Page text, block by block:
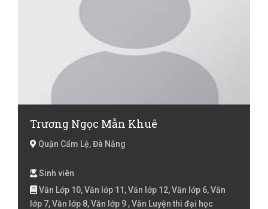
Trương Ngọc Mẫn Khuê
Quận Cẩm Lệ, Đà Nẵng
Sinh viên
Văn Lớp 10, Văn lớp 11, Văn lớp 12, Văn lớp 6, Văn
lớp 7, Văn lớp 8, Văn lớp 9 , Văn Luyện thi đại học